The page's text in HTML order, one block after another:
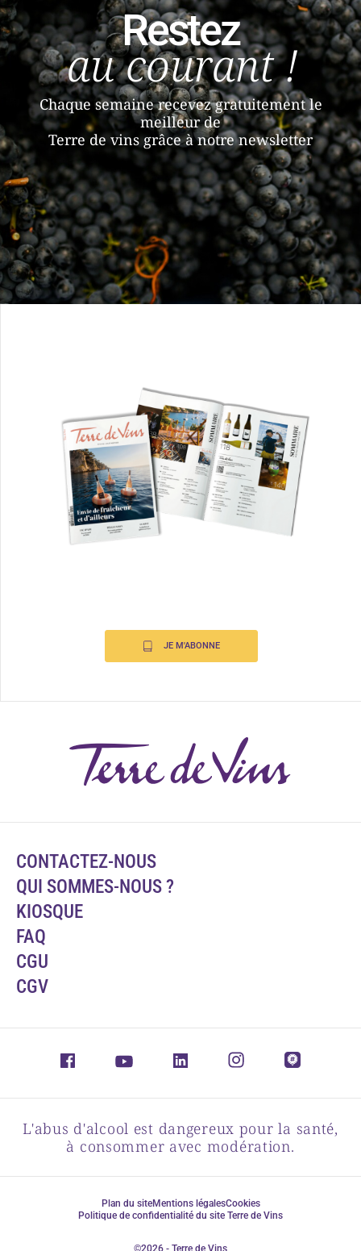
Restez
au courant !
Chaque semaine recevez gratuitement le
meilleur de
Terre de vins grâce à notre newsletter
JE M'ABONNE
CONTACTEZ-NOUS
QUI SOMMES-NOUS ?
KIOSQUE
FAQ
CGU
CGV
L'abus d'alcool est dangereux pour la santé,
à consommer avec modération.
Plan du siteMentions légalesCookies
Politique de confidentialité du site Terre de Vins